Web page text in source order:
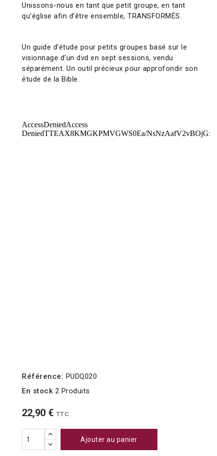
Unissons-nous en tant que petit groupe, en tant
qu’église afin d’être ensemble, TRANSFORMÉS.
Un guide d'étude pour petits groupes basé sur le
visionnage d'un dvd en sept sessions, vendu
séparément. Un outil précieux pour approfondir son
étude de la Bible.
Référence: PUDQ020
En stock 2 Produits
22,90 € TTC
Ajouter au panier